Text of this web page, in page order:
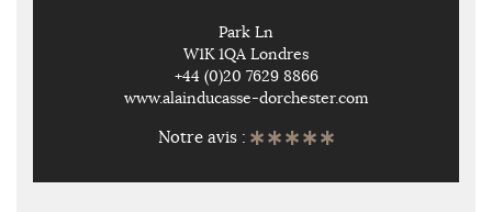
Park Ln
W1K 1QA Londres
+44 (0)20 7629 8866
www.alainducasse-dorchester.com
Notre avis :